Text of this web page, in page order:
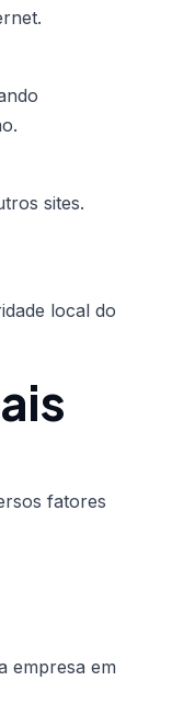
sites.
local do
fatores
empresa em